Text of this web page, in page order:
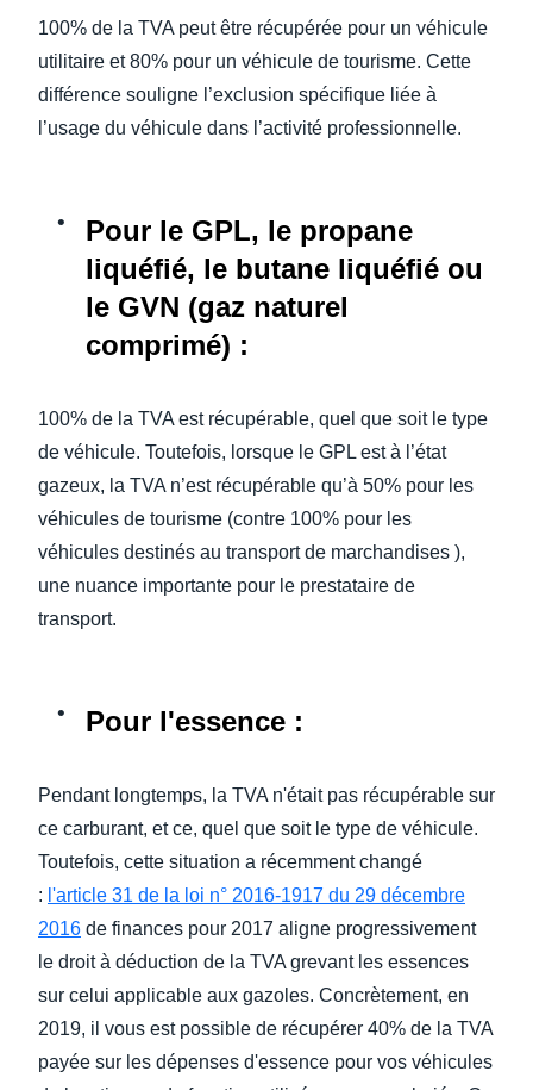
100% de la TVA peut être récupérée pour un véhicule
utilitaire et 80% pour un véhicule de tourisme. Cette
différence souligne l’exclusion spécifique liée à
l’usage du véhicule dans l’activité professionnelle.
Pour le GPL, le propane
liquéfié, le butane liquéfié ou
le GVN (gaz naturel
comprimé) :
100% de la TVA est récupérable, quel que soit le type
de véhicule. Toutefois, lorsque le GPL est à l’état
gazeux, la TVA n’est récupérable qu’à 50% pour les
véhicules de tourisme (contre 100% pour les
véhicules destinés au transport de marchandises ),
une nuance importante pour le prestataire de
transport.
Pour l'essence :
Pendant longtemps, la TVA n'était pas récupérable sur
ce carburant, et ce, quel que soit le type de véhicule.
Toutefois, cette situation a récemment changé
: l'article 31 de la loi n° 2016-1917 du 29 décembre
2016 de finances pour 2017 aligne progressivement
le droit à déduction de la TVA grevant les essences
sur celui applicable aux gazoles. Concrètement, en
2019, il vous est possible de récupérer 40% de la TVA
payée sur les dépenses d'essence pour vos véhicules